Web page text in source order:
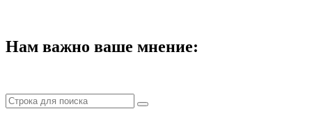
Нам важно ваше мнение: